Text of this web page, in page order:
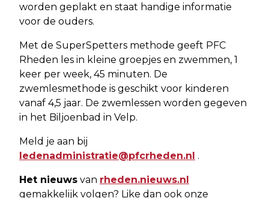
worden geplakt en staat handige informatie
voor de ouders.
Met de SuperSpetters methode geeft PFC
Rheden les in kleine groepjes en zwemmen, 1
keer per week, 45 minuten. De
zwemlesmethode is geschikt voor kinderen
vanaf 4,5 jaar. De zwemlessen worden gegeven
in het Biljoenbad in Velp.
Meld je aan bij
ledenadministratie@pfcrheden.nl .
Het nieuws van rheden.nieuws.nl
gemakkelijk volgen? Like dan ook onze